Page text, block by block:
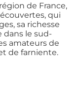
de France,
qui
sa richesse
dans le sud-
amateurs de
de farniente.